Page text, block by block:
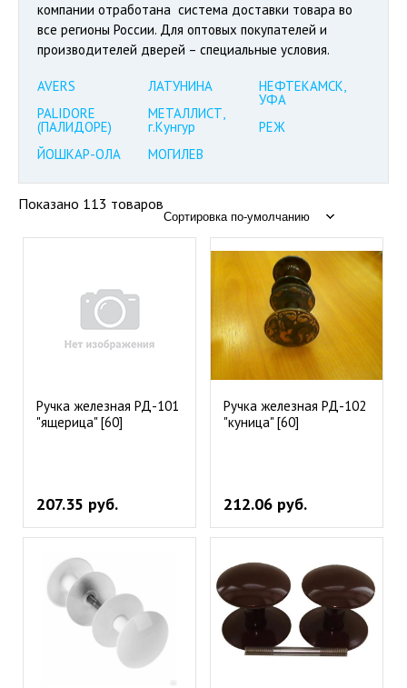
компании отработана система доставки товара во
все регионы России. Для оптовых покупателей и
производителей дверей – специальные условия.
AVERS
PALIDORE
(ПАЛИДОРЕ)
ЙОШКАР-ОЛА
ЛАТУНИНА
МЕТАЛЛИСТ,
г.Кунгур
МОГИЛЕВ
НЕФТЕКАМСК,
УФА
РЕЖ
Показано 113 товаров
Ручка железная РД-101
"ящерица" [60]
207.35 руб.
Ручка железная РД-102
"куница" [60]
212.06 руб.